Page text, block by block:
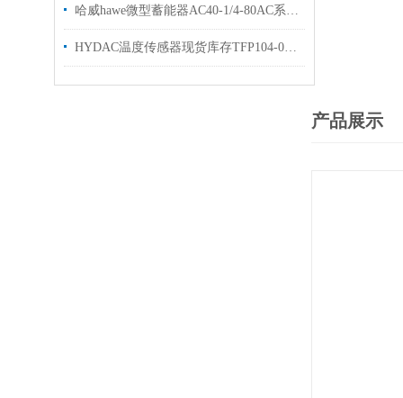
哈威hawe微型蓄能器AC40-1/4-80AC系列全新现货出售
HYDAC温度传感器现货库存TFP104-000贺德克原装
产品展示